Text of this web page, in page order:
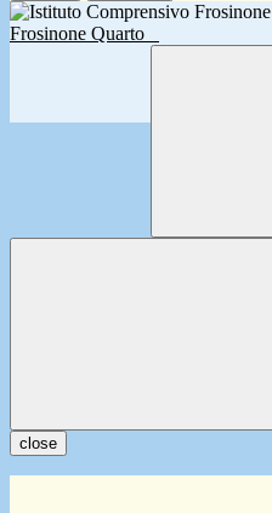
Frosinone Quarto
close